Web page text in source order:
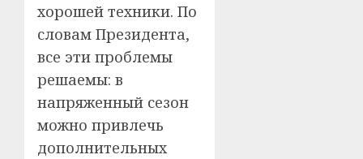
хорошей техники. По
словам Президента,
все эти проблемы
решаемы: в
напряженный сезон
можно привлечь
дополнительных